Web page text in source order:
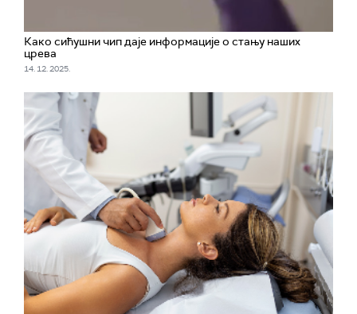
Како сићушни чип даје информације о стању наших
црева
14. 12. 2025.